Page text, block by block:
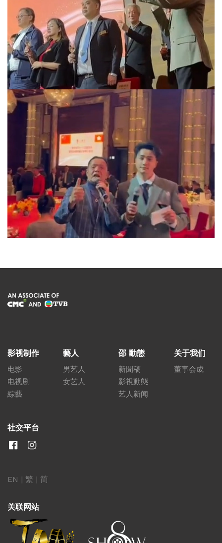
影视制作
电影
电视剧
綜藝
藝人
男艺人
女艺人
邵 動態
新聞稿
影視動態
艺人新闻
关于我们
董事会成
社交平台
EN | 繁 | 简
关联网站